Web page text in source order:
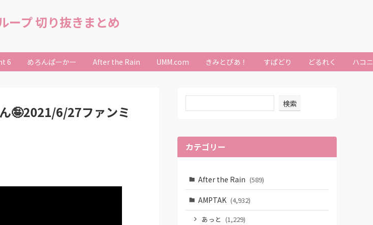
ープ 切り抜きまとめ
6 めろんぱーかー After the Rain UMM.com きみとぴあ！ すぱどり どるれく ハコ
🤪2021/6/27ファンミ
検索
カテゴリー
After the Rain (589)
AMPTAK (4,932)
あっと (1,229)